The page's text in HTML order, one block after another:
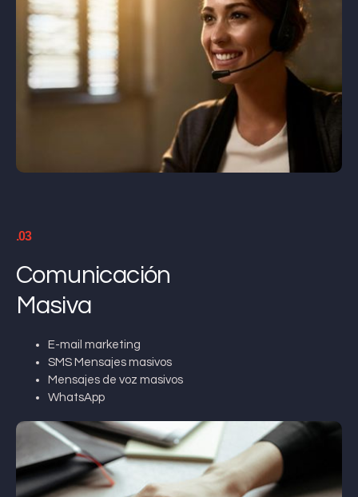
.03
Comunicación
Masiva
E-mail marketing
SMS Mensajes masivos
Mensajes de voz masivos
WhatsApp